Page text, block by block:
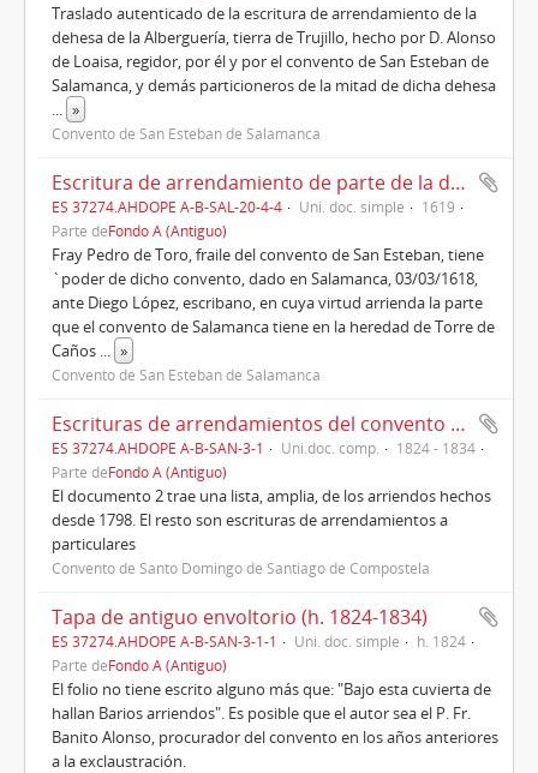
Traslado autenticado de la escritura de arrendamiento de la
dehesa de la Alberguería, tierra de Trujillo, hecho por D. Alonso
de Loaisa, regidor, por él y por el convento de San Esteban de
Salamanca, y demás particioneros de la mitad de dicha dehesa
... »
Convento de San Esteban de Salamanca
Escritura de arrendamiento de parte de la dehesa que el convento de San Esteban tiene Torre de Caños Retamalejo y Fresneda en término de Medellín (1619)
ES 37274.AHDOPE A-B-SAL-20-4-4 Uni. doc. simple
1619
Parte deFondo A (Antiguo)
Fray Pedro de Toro, fraile del convento de San Esteban, tiene
`poder de dicho convento, dado en Salamanca, 03/03/1618,
ante Diego López, escribano, en cuya virtud arrienda la parte
que el convento de Salamanca tiene en la heredad de Torre de
Caños ... »
Convento de San Esteban de Salamanca
Escrituras de arrendamientos del convento de Santiago (1824-1834)
ES 37274.AHDOPE A-B-SAN-3-1 Uni.doc. comp.
1824 - 1834
Parte deFondo A (Antiguo)
El documento 2 trae una lista, amplia, de los arriendos hechos
desde 1798. El resto son escrituras de arrendamientos a
particulares
Convento de Santo Domingo de Santiago de Compostela
Tapa de antiguo envoltorio (h. 1824-1834)
ES 37274.AHDOPE A-B-SAN-3-1-1 Uni. doc. simple
h. 1824
Parte deFondo A (Antiguo)
El folio no tiene escrito alguno más que: "Bajo esta cuvierta de
hallan Barios arriendos". Es posible que el autor sea el P. Fr.
Banito Alonso, procurador del convento en los años anteriores
a la exclaustración.